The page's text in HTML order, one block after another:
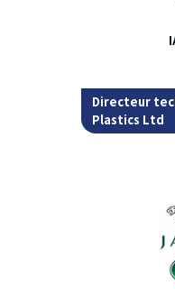
Directeur
Plastics Ltd